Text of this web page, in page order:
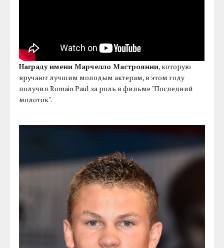
Награду имени Марчелло Мастроянни, которую
вручают лучшим молодым актерам, в этом году
получил Romain Paul за роль в фильме "Последний
молоток".